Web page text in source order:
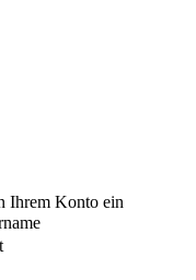
Ihrem Konto ein